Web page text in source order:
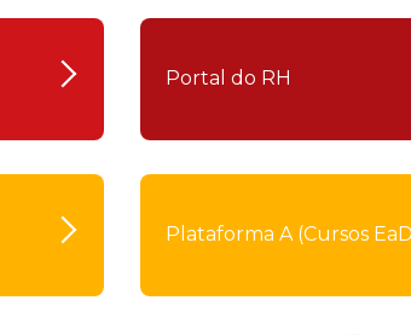
Portal do RH
Plataforma A (Cursos